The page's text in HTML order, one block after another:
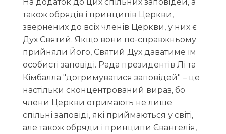
також обрядів і принципів Церкви,
звернених до всіх членів Церкви, у них є
Дух Святий. Якщо вони по-справжньому
прийняли Його, Святий Дух даватиме їм
особисті заповіді. Рада президентів Лі та
Кімбалла "дотримуватися заповідей" – це
настільки сконцентрований вираз, бо
члени Церкви отримають не лише
спільні заповіді, які приймаються у світі,
але також обряди і принципи Євангелія,